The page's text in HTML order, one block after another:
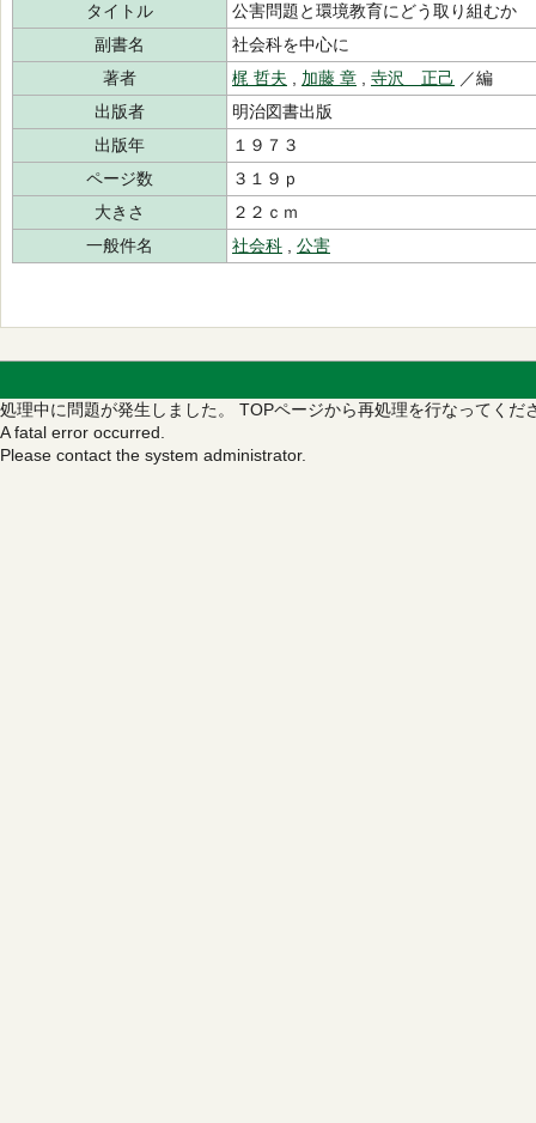
タイトル
公害問題と環境教育にどう取り組むか
副書名
社会科を中心に
著者
梶 哲夫 加藤 章 寺沢 正己 ／編
出版者
明治図書出版
出版年
１９７３
ページ数
３１９ｐ
大きさ
２２ｃｍ
一般件名
社会科 公害
処理中に問題が発生しました。 TOPページから再処理を行なってくだ
A fatal error occurred.
Please contact the system administrator.